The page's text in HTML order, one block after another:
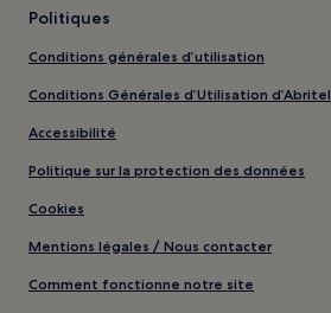
Politiques
Conditions générales d’utilisation
Conditions Générales d’Utilisation d’Abritel
Accessibilité
Politique sur la protection des données
Cookies
Mentions légales / Nous contacter
Comment fonctionne notre site